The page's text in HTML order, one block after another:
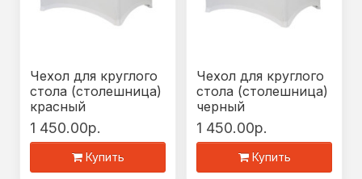
Чехол для круглого
стола (столешница)
красный
1 450.00р.
Купить
Чехол для круглого
стола (столешница)
черный
1 450.00р.
Купить